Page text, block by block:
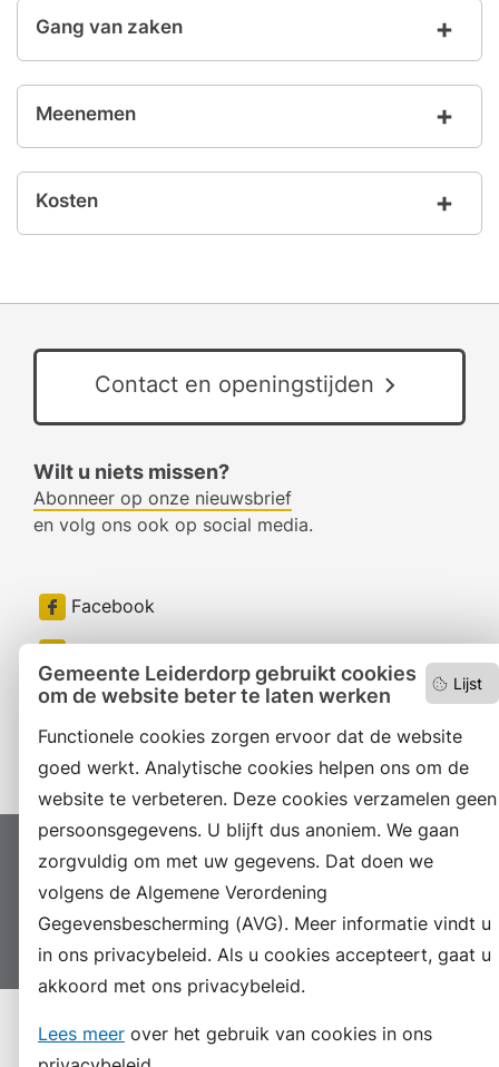
Lijst
Gemeente Leiderdorp gebruikt cookies
om de website beter te laten werken
Functionele cookies zorgen ervoor dat de website
goed werkt. Analytische cookies helpen ons om de
website te verbeteren. Deze cookies verzamelen geen
persoonsgegevens. U blijft dus anoniem. We gaan
zorgvuldig om met uw gegevens. Dat doen we
volgens de Algemene Verordening
Gegevensbescherming (AVG). Meer informatie vindt u
in ons privacybeleid. Als u cookies accepteert, gaat u
akkoord met ons privacybeleid.
Lees meer over het gebruik van cookies in ons
Gang van zaken
Meenemen
Kosten
Contact en openingstijden
Wilt u niets missen?
Abonneer op onze nieuwsbrief
en volg ons ook op social media.
Facebook
LinkedIn
Instagram
Proclaimer Colofon
Toegankelijkheid
Sitemap
Privacyverklaring
Servicenormen
Suggesties
Archief Vacatures